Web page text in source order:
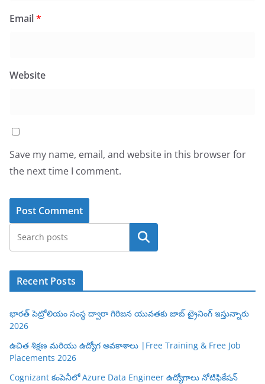
Email*
Website
Save my name, email, and website in this browser for
the next time I comment.
Search
Recent Posts
భారత్ పెట్రోలియం సంస్థ ద్వారా గిరిజన యువతకు జాబ్ ట్రైనింగ్ ఇస్తున్నారు
2026
ఉచిత శిక్షణ మరియు ఉద్యోగ అవకాశాలు |Free Training & Free Job
Placements 2026
Cognizant కంపెనీలో Azure Data Engineer ఉద్యోగాలు నోటిఫికేషన్